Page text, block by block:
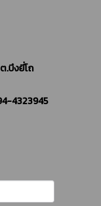
.บึงยี่โถ
4323945